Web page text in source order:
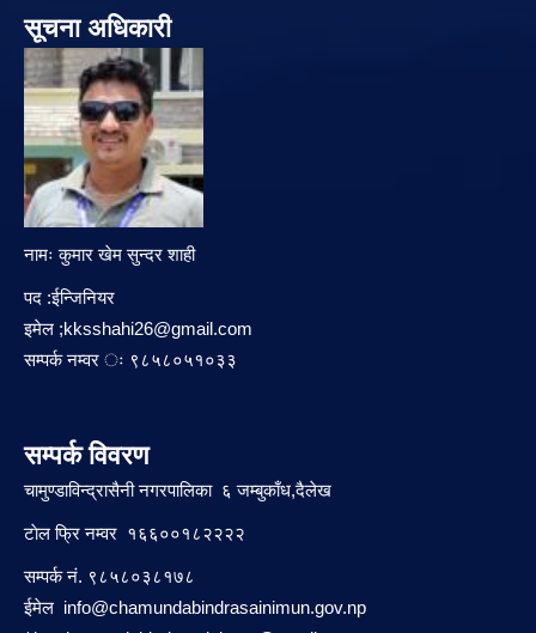
सूचना अधिकारी
नामः कुमार खेम सुन्दर शाही
पद :ईन्जिनियर
इमेल ;kksshahi26@gmail.com
सम्पर्क नम्वर ः ९८५८०५१०३३
सम्पर्क विवरण
चामुण्डाविन्द्रासैनी नगरपालिका ६ जम्बुकाँध,दैलेख
टाेल फ्रि नम्वर १६६००१८२२२२
सम्पर्क नं. ९८५८०३८१७८
ईमेल info@chamundabindrasainimun.gov.np